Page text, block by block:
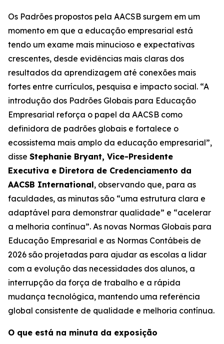
Os Padrões propostos pela AACSB surgem em um
momento em que a educação empresarial está
tendo um exame mais minucioso e expectativas
crescentes, desde evidências mais claras dos
resultados da aprendizagem até conexões mais
fortes entre currículos, pesquisa e impacto social. “A
introdução dos Padrões Globais para Educação
Empresarial reforça o papel da AACSB como
definidora de padrões globais e fortalece o
ecossistema mais amplo da educação empresarial”,
disse Stephanie Bryant, Vice-Presidente
Executiva e Diretora de Credenciamento da
AACSB International, observando que, para as
faculdades, as minutas são “uma estrutura clara e
adaptável para demonstrar qualidade” e “acelerar
a melhoria contínua”. As novas Normas Globais para
Educação Empresarial e as Normas Contábeis de
2026 são projetadas para ajudar as escolas a lidar
com a evolução das necessidades dos alunos, a
interrupção da força de trabalho e a rápida
mudança tecnológica, mantendo uma referência
global consistente de qualidade e melhoria contínua.
O que está na minuta da exposição